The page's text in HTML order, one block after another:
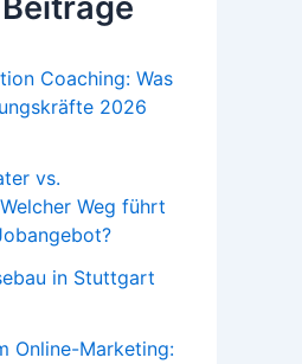
Coaching: Was
2026
vs.
Weg führt
in Stuttgart
Online-Marketing: